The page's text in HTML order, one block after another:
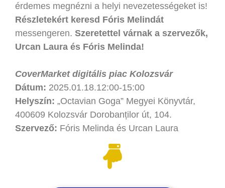
érdemes megnézni a helyi nevezetességeket is!
Részletekért keresd Fóris Melindát
messengeren. Szeretettel várnak a szervezők,
Urcan Laura és Fóris Melinda!
CoverMarket digitális piac Kolozsvár
Dátum: 2025.01.18.12:00-15:00
Helyszín: „Octavian Goga” Megyei Könyvtár,
400609 Kolozsvár Dorobanților út, 104.
Szervező: Fóris Melinda és Urcan Laura